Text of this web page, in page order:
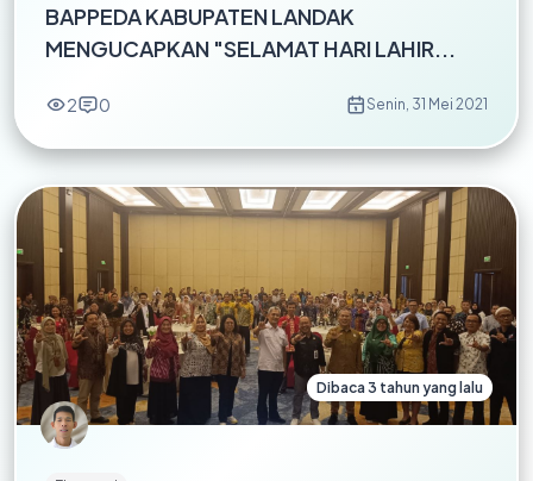
BAPPEDA KABUPATEN LANDAK
MENGUCAPKAN "SELAMAT HARI LAHIR...
2 0 Senin, 31 Mei 2021
Dibaca 3 tahun yang lalu